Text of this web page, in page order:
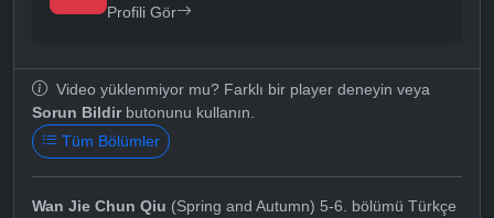
Profili Gör
Video yüklenmiyor mu? Farklı bir player deneyin veya
Sorun Bildirbutonunu kullanın.
Tüm Bölümler
Wan Jie Chun Qiu (Spring and Autumn) 5-6. bölümü Türkçe